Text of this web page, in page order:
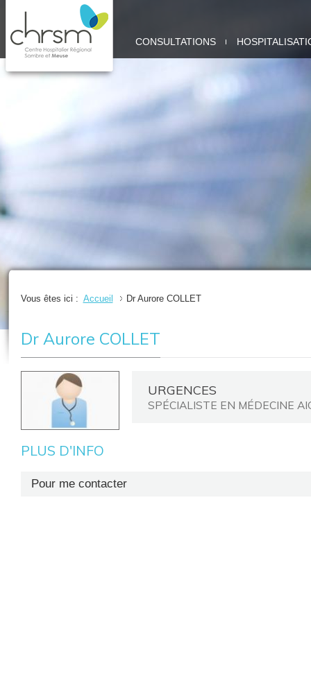
SITE
CONSULTATIONS
Vous êtes ici : Accueil Dr Aurore COLLET
Dr Aurore COLLET
URGENCES
SPÉCIALISTE EN MÉDECINE
PLUS D'INFO
Pour me contacter